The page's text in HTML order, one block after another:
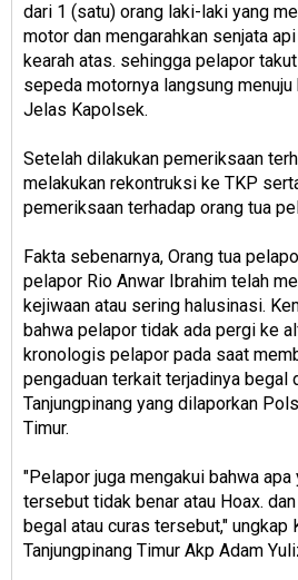
dari 1 (satu) orang laki-laki yang
motor dan mengarahkan senjata
kearah atas. sehingga pelapor
sepeda motornya langsung menuju
Jelas Kapolsek.
Setelah dilakukan pemeriksaan
melakukan rekontruksi ke TKP
pemeriksaan terhadap orang tua
Fakta sebenarnya, Orang tua
pelapor Rio Anwar Ibrahim telah
kejiwaan atau sering halusinasi.
bahwa pelapor tidak ada pergi ke
kronologis pelapor pada saat
pengaduan terkait terjadinya begal
Tanjungpinang yang dilaporkan
Timur.
"Pelapor juga mengakui bahwa
tersebut tidak benar atau Hoax.
begal atau curas tersebut," ungkap
Tanjungpinang Timur Akp Adam